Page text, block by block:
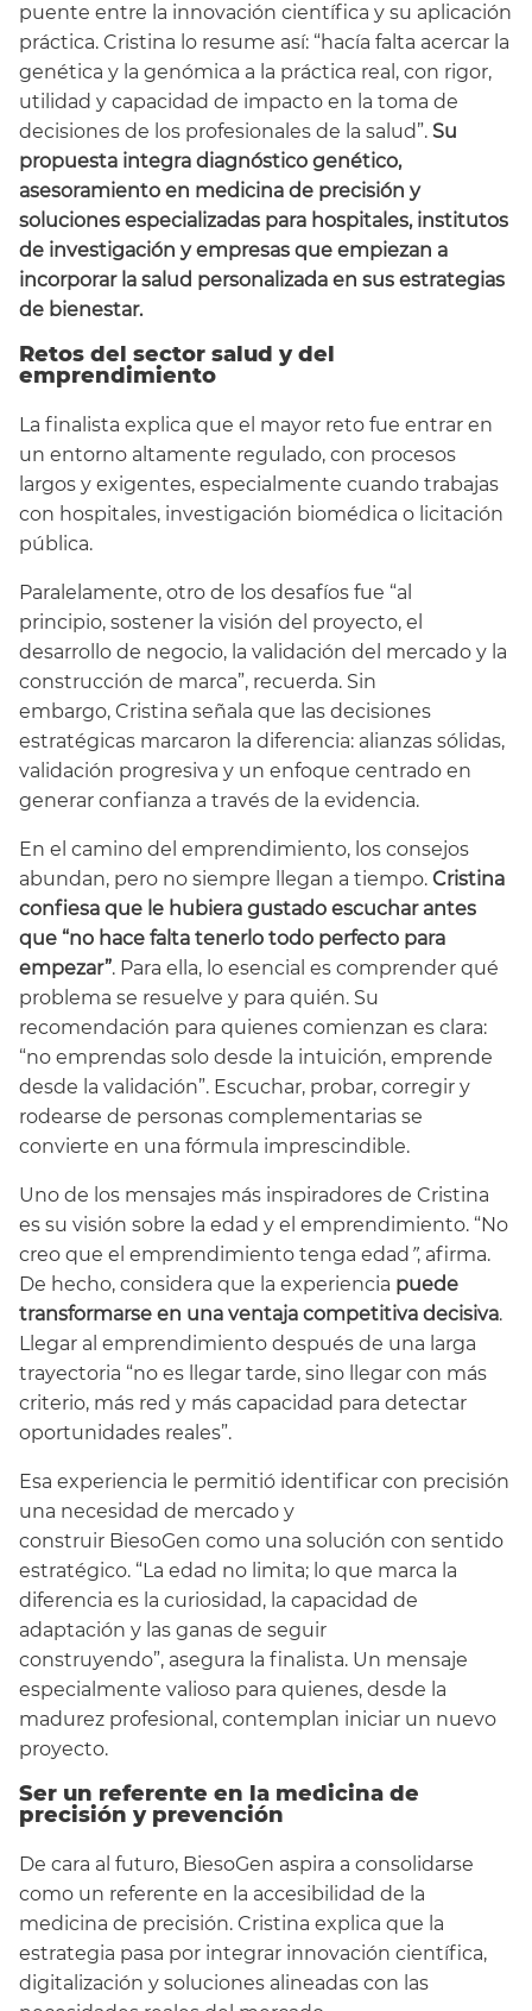
puente entre la innovación científica y su aplicación
práctica. Cristina lo resume así: “hacía falta acercar la
genética y la genómica a la práctica real, con rigor,
utilidad y capacidad de impacto en la toma de
decisiones de los profesionales de la salud”. Su
propuesta integra diagnóstico genético,
asesoramiento en medicina de precisión y
soluciones especializadas para hospitales, institutos
de investigación y empresas que empiezan a
incorporar la salud personalizada en sus estrategias
de bienestar.
Retos del sector salud y del
emprendimiento
La finalista explica que el mayor reto fue entrar en
un entorno altamente regulado, con procesos
largos y exigentes, especialmente cuando trabajas
con hospitales, investigación biomédica o licitación
pública.
Paralelamente, otro de los desafíos fue “al
principio, sostener la visión del proyecto, el
desarrollo de negocio, la validación del mercado y la
construcción de marca”, recuerda. Sin
embargo, Cristina señala que las decisiones
estratégicas marcaron la diferencia: alianzas sólidas,
validación progresiva y un enfoque centrado en
generar confianza a través de la evidencia.
En el camino del emprendimiento, los consejos
abundan, pero no siempre llegan a tiempo. Cristina
confiesa que le hubiera gustado escuchar antes
que “no hace falta tenerlo todo perfecto para
empezar”. Para ella, lo esencial es comprender qué
problema se resuelve y para quién. Su
recomendación para quienes comienzan es clara:
“no emprendas solo desde la intuición, emprende
desde la validación”. Escuchar, probar, corregir y
rodearse de personas complementarias se
convierte en una fórmula imprescindible.
Uno de los mensajes más inspiradores de Cristina
es su visión sobre la edad y el emprendimiento. “No
creo que el emprendimiento tenga edad ”, afirma.
De hecho, considera que la experiencia puede
transformarse en una ventaja competitiva decisiva.
Llegar al emprendimiento después de una larga
trayectoria “no es llegar tarde, sino llegar con más
criterio, más red y más capacidad para detectar
oportunidades reales”.
Esa experiencia le permitió identificar con precisión
una necesidad de mercado y
construir BiesoGen como una solución con sentido
estratégico. “La edad no limita; lo que marca la
diferencia es la curiosidad, la capacidad de
adaptación y las ganas de seguir
construyendo”, asegura la finalista. Un mensaje
especialmente valioso para quienes, desde la
madurez profesional, contemplan iniciar un nuevo
proyecto.
Ser un referente en la medicina de
precisión y prevención
De cara al futuro, BiesoGen aspira a consolidarse
como un referente en la accesibilidad de la
medicina de precisión. Cristina explica que la
estrategia pasa por integrar innovación científica,
digitalización y soluciones alineadas con las